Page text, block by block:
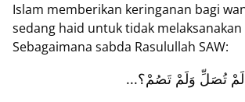
Islam memberikan keringanan bagi
sedang haid untuk tidak melaksanakan
Sebagaimana sabda Rasulullah SAW:
لَمْ تُصَلِّ وَلَمْ تَصُمْ؟